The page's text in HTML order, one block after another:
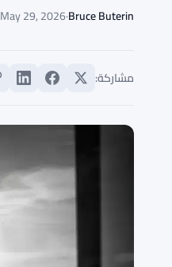
Bruce Buterin
·
May 29, 2026
مشاركة: